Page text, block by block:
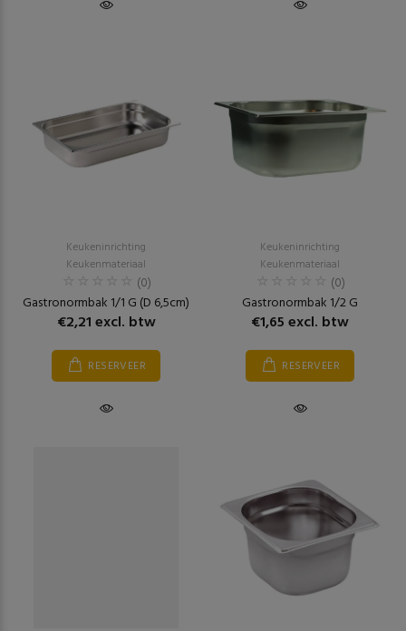
Keukeninrichting
Keukenmateriaal
(0)
Gastronormbak 1/1 G (D 6,5cm)
€2,21 excl. btw
RESERVEER
Keukeninrichting
Keukenmateriaal
(0)
Gastronormbak 1/2 G
€1,65 excl. btw
RESERVEER